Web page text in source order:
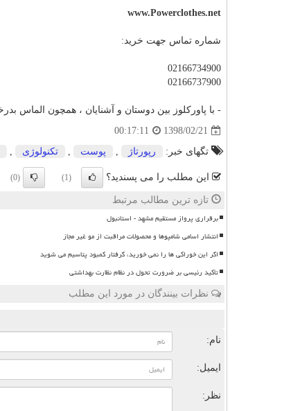
www.Powerclothes.net
شماره تماس جهت خرید:
02166734900
02166737900
- با پاورکلوز بین دوستان و آشنایان ، همچون الماس
1398/02/21
00:17:11
تگهای خبر: رپورتاژ , پوست , تكنولوژی ,
این مطلب را می پسندید؟ (1)
(0)
تازه ترین مطالب مرتبط
برقراری پرواز مستقیم مشهد - استانبول
انتشار اسامی شامپوها و محصولات مراقبت از مو غیر مجاز
اگر این خوراکی ها را نمی خورید، گرفتار کمبود پتاسیم می شوید
تأکید رئیسی بر ضرورت تحول در نظام نظارت بهداشتی
نظرات بینندگان در مورد این مطلب
نام:
ایمیل:
نظر: